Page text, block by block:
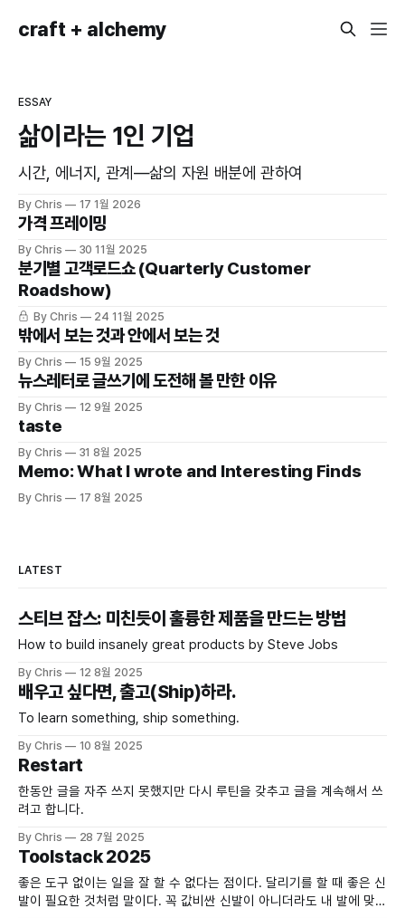
craft + alchemy
ESSAY
삶이라는 1인 기업
시간, 에너지, 관계—삶의 자원 배분에 관하여
By Chris 17 1월 2026
가격 프레이밍
By Chris 30 11월 2025
분기별 고객로드쇼 (Quarterly Customer
Roadshow)
By Chris 24 11월 2025
밖에서 보는 것과 안에서 보는 것
By Chris 15 9월 2025
뉴스레터로 글쓰기에 도전해 볼 만한 이유
By Chris 12 9월 2025
taste
By Chris 31 8월 2025
Memo: What I wrote and Interesting Finds
By Chris 17 8월 2025
LATEST
스티브 잡스: 미친듯이 훌륭한 제품을 만드는 방법
How to build insanely great products by Steve Jobs
By Chris 12 8월 2025
배우고 싶다면, 출고(Ship)하라.
To learn something, ship something.
By Chris 10 8월 2025
Restart
한동안 글을 자주 쓰지 못했지만 다시 루틴을 갖추고 글을 계속해서 쓰
려고 합니다.
By Chris 28 7월 2025
Toolstack 2025
좋은 도구 없이는 일을 잘 할 수 없다는 점이다. 달리기를 할 때 좋은 신
발이 필요한 것처럼 말이다. 꼭 값비싼 신발이 아니더라도 내 발에 맞는